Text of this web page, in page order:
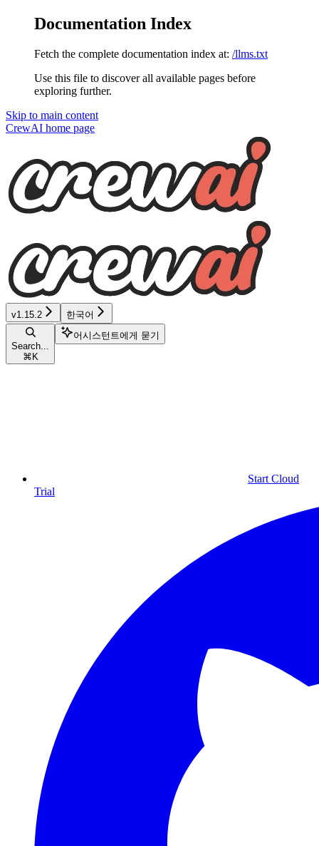
Documentation Index
Fetch the complete documentation index at: /llms.txt
Use this file to discover all available pages before
exploring further.
Skip to main content
CrewAI home page
v1.15.2 한국어
Search...
⌘ K
어시스턴트에게 묻기
Start Cloud
Trial